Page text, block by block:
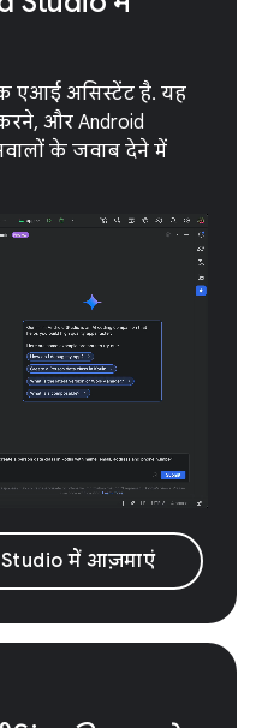
एआई असिस्टेंट है. यह
और Android
के जवाब देने में
में आज़माएं